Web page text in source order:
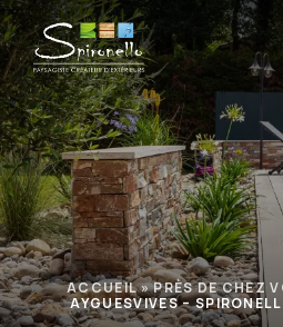
ACCUEIL»PRÈS DE CHEZ
AYGUESVIVES –